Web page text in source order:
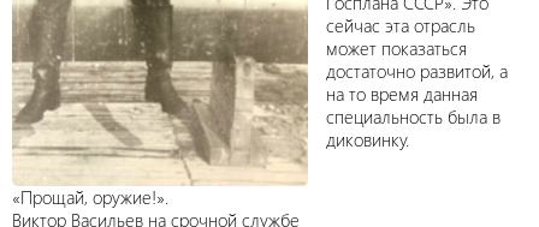
«Прощай, оружие!».
Виктор Васильев на срочной службе
сейчас эта отрасль
может показаться
достаточно развитой, а
на то время данная
специальность была в
диковинку.